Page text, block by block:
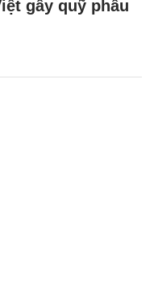
gây quỹ phẫu